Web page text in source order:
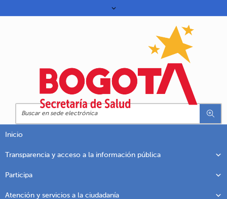
Inicio
Transparencia y acceso a la información pública
Participa
Atención y servicios a la ciudadanía